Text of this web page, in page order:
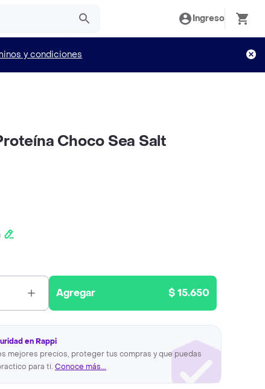
Ingreso
y condiciones
Choco Sea Salt
Agregar $ 15.650
en Rappi
mejores precios, proteger tus compras y que puedas
para ti. Conoce más...